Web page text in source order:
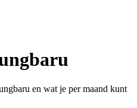
en wat je per maand kunt